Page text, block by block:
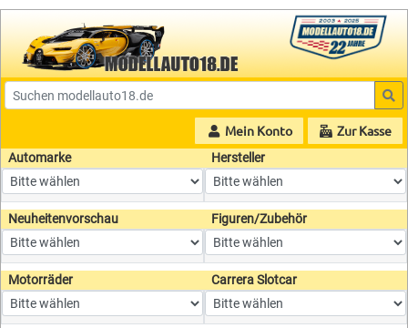
Mein Konto Zur Kasse
Automarke Hersteller
Neuheitenvorschau Figuren/Zubehör
Motorräder Carrera Slotcar